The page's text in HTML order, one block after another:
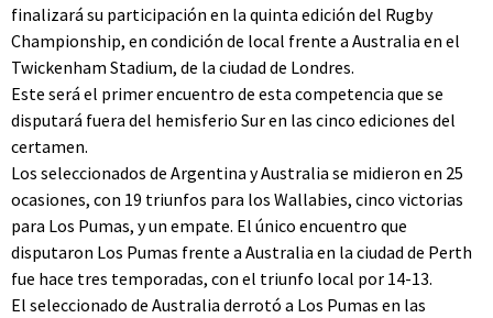
finalizará su participación en la quinta edición del Rugby
Championship, en condición de local frente a Australia en el
Twickenham Stadium, de la ciudad de Londres.
Este será el primer encuentro de esta competencia que se
disputará fuera del hemisferio Sur en las cinco ediciones del
certamen.
Los seleccionados de Argentina y Australia se midieron en 25
ocasiones, con 19 triunfos para los Wallabies, cinco victorias
para Los Pumas, y un empate. El único encuentro que
disputaron Los Pumas frente a Australia en la ciudad de Perth
fue hace tres temporadas, con el triunfo local por 14-13.
El seleccionado de Australia derrotó a Los Pumas en las